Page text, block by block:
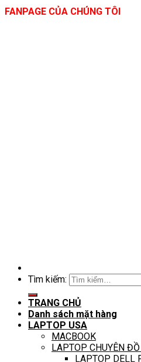
FANPAGE CỦA CHÚNG TÔI
Tìm kiếm:
TRANG CHỦ
Danh sách mặt hàng
LAPTOP USA
MACBOOK
LAPTOP CHUYÊN
LAPTOP DELL